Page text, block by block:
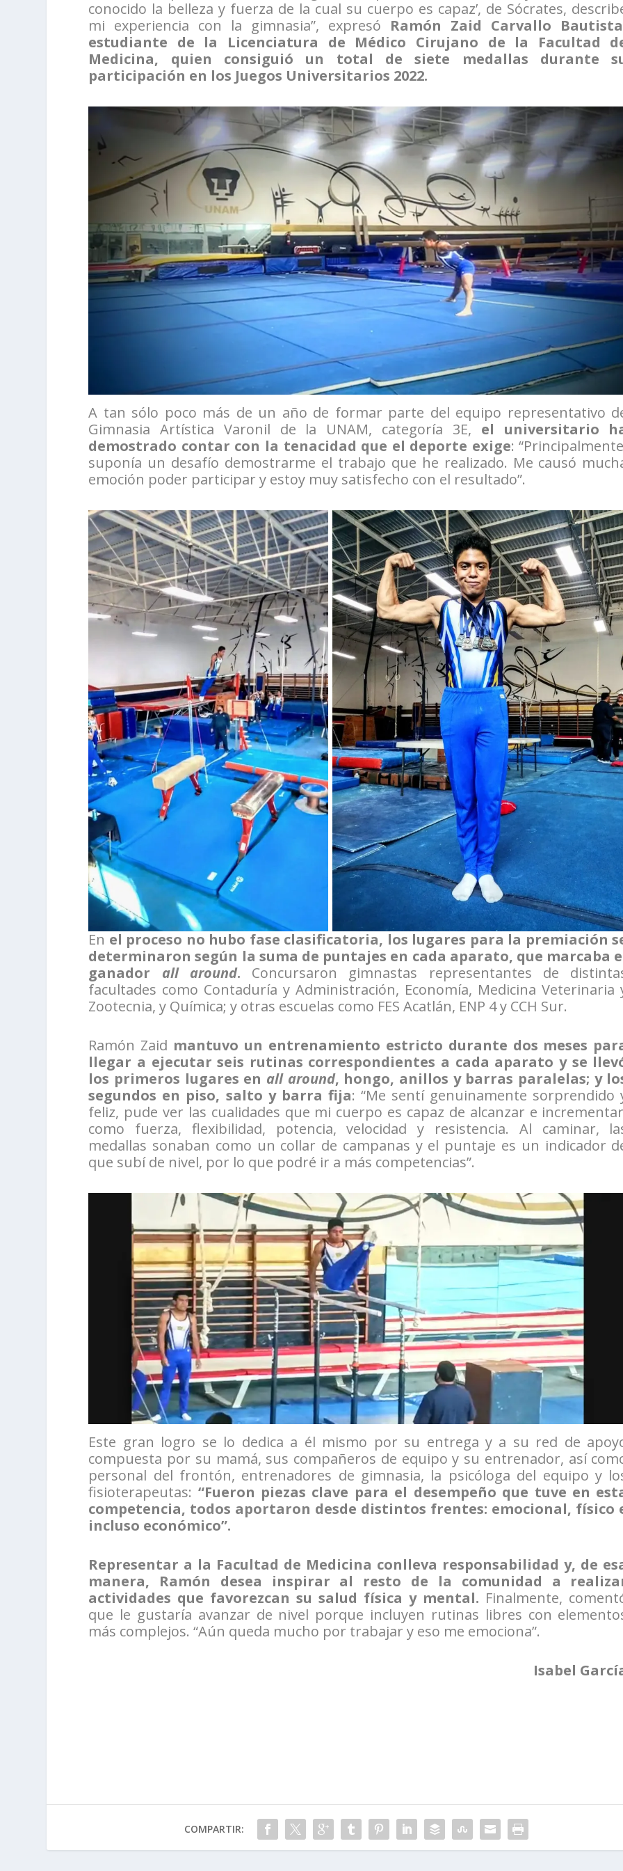
conocido la belleza y fuerza de la cual su cuerpo es capaz’, de Sócrates,
mi experiencia con la gimnasia”, expresó Ramón Zaid Carvallo
estudiante de la Licenciatura de Médico Cirujano de la Facultad
Medicina, quien consiguió un total de siete medallas durante
participación en los Juegos Universitarios 2022.
A tan sólo poco más de un año de formar parte del equipo representativo
Gimnasia Artística Varonil de la UNAM, categoría 3E, el universitario
demostrado contar con la tenacidad que el deporte exige:
suponía un desafío demostrarme el trabajo que he realizado. Me causó
emoción poder participar y estoy muy satisfecho con el resultado”.
En el proceso no hubo fase clasificatoria, los lugares para la premiación
determinaron según la suma de puntajes en cada aparato, que marcaba
ganador all around. Concursaron gimnastas representantes de
facultades como Contaduría y Administración, Economía, Medicina Veterinaria
Zootecnia, y Química; y otras escuelas como FES Acatlán, ENP 4 y CCH Sur.
Ramón Zaid mantuvo un entrenamiento estricto durante dos meses
llegar a ejecutar seis rutinas correspondientes a cada aparato y se
los primeros lugares en all around, hongo, anillos y barras paralelas; y
segundos en piso, salto y barra fija: “Me sentí genuinamente sorprendido
feliz, pude ver las cualidades que mi cuerpo es capaz de alcanzar e
como fuerza, flexibilidad, potencia, velocidad y resistencia. Al caminar,
medallas sonaban como un collar de campanas y el puntaje es un indicador
que subí de nivel, por lo que podré ir a más competencias”.
Este gran logro se lo dedica a él mismo por su entrega y a su red de
compuesta por su mamá, sus compañeros de equipo y su entrenador, así
personal del frontón, entrenadores de gimnasia, la psicóloga del equipo y
fisioterapeutas: “Fueron piezas clave para el desempeño que tuve en
competencia, todos aportaron desde distintos frentes: emocional, físico
incluso económico”.
Representar a la Facultad de Medicina conlleva responsabilidad y, de
manera, Ramón desea inspirar al resto de la comunidad a
actividades que favorezcan su salud física y mental. Finalmente,
que le gustaría avanzar de nivel porque incluyen rutinas libres con
más complejos. “Aún queda mucho por trabajar y eso me emociona”.
Isabel
COMPARTIR: